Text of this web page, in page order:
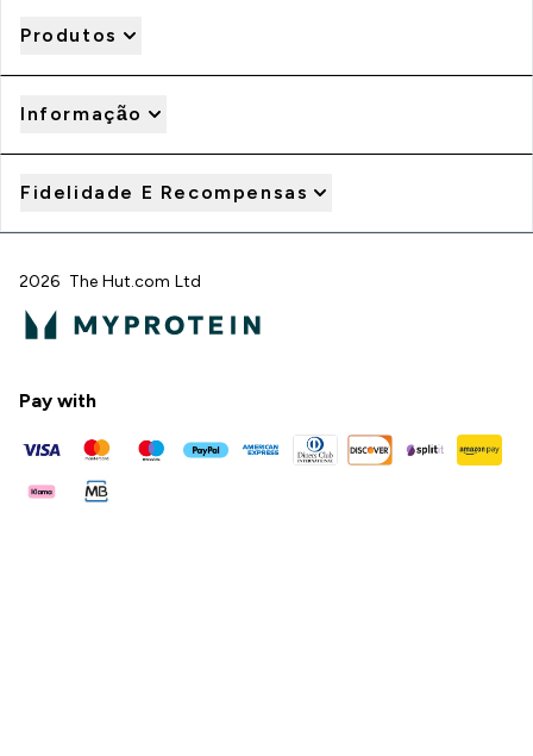
Produtos
Informação
Fidelidade E Recompensas
2026 The Hut.com Ltd
Pay with